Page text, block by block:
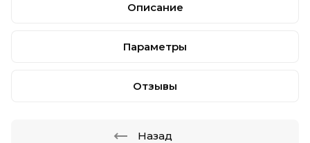
Описание
Параметры
Отзывы
Назад